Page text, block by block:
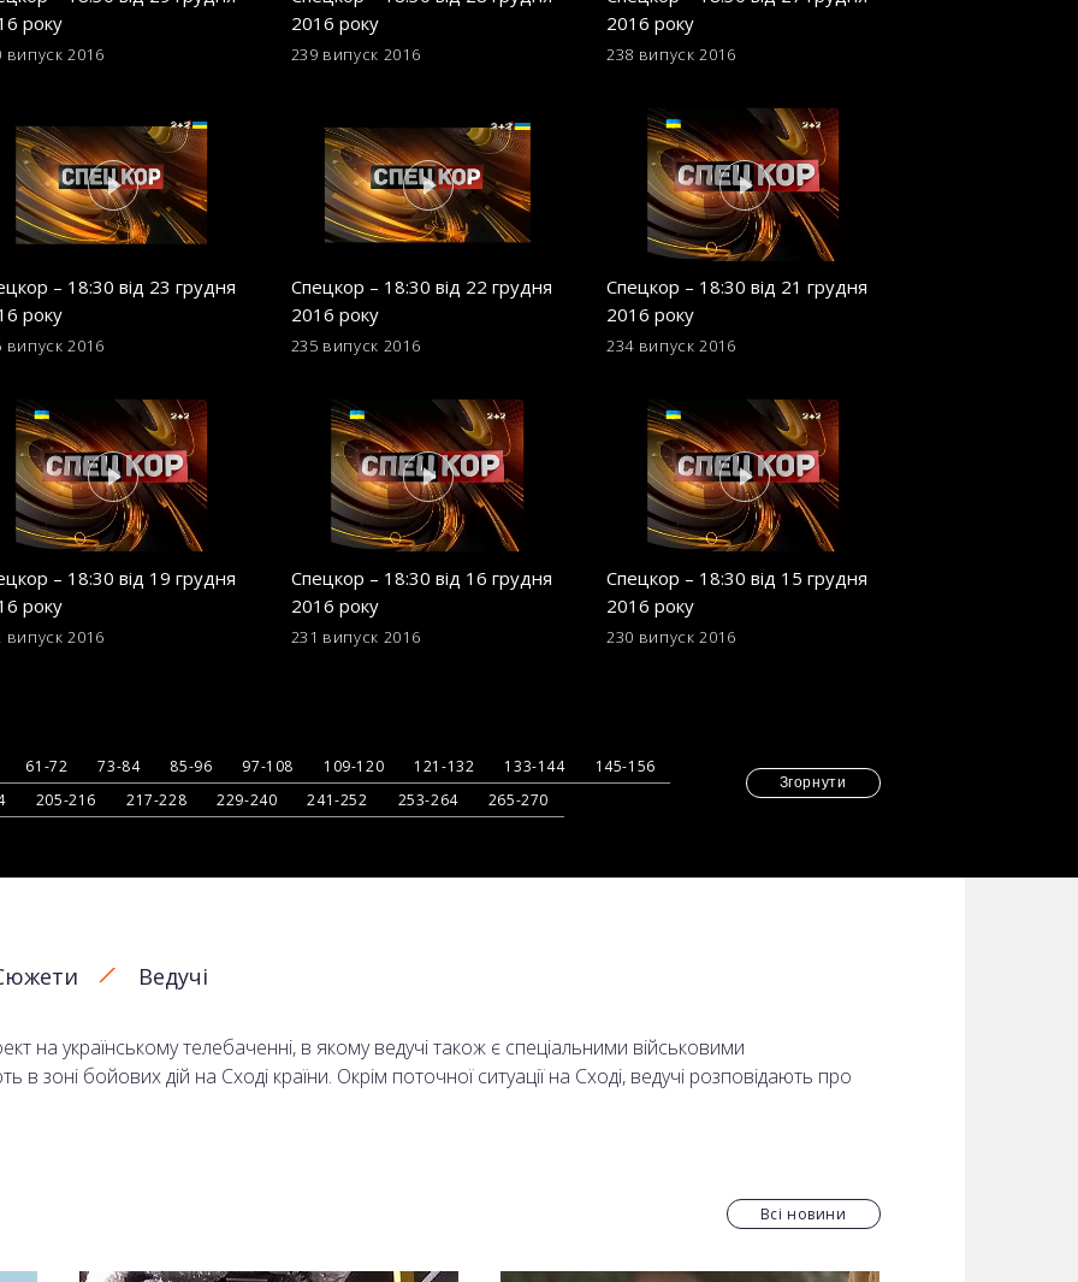
року
випуск 2016
2016 року
239 випуск 2016
2016 року
238 випуск 2016
– 18:30 від 23 грудня
року
випуск 2016
Спецкор – 18:30 від 22 грудня
2016 року
235 випуск 2016
Спецкор – 18:30 від 21 грудня
2016 року
234 випуск 2016
– 18:30 від 19 грудня
року
випуск 2016
Спецкор – 18:30 від 16 грудня
2016 року
231 випуск 2016
Спецкор – 18:30 від 15 грудня
2016 року
230 випуск 2016
61-72 73-84 85-96 97-108 109-120 121-132 133-144
145-156
205-216 217-228 229-240 241-252 253-264 265-270
Згорнути
Ведучі
на українському телебаченні, в якому ведучі також є спеціальними військовими
зоні бойових дій на Сході країни. Окрім поточної ситуації на Сході, ведучі розповідають про
2+2 та на сайті онлайн.
Всі новини